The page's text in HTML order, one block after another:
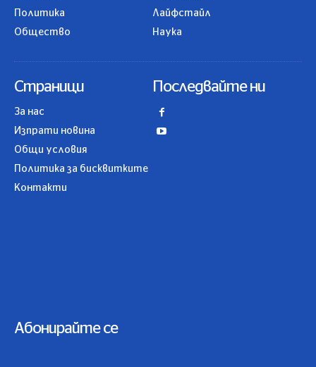
Политика
Общество
Лайфстайл
Наука
Страници
За нас
Изпрати новина
Общи условия
Политика за бисквитките
Контакти
Последвайте ни
Абонирайте се